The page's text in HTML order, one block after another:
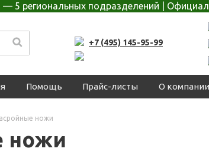
5 региональных подразделений |
+7 (495) 145-95-99
Помощь Прайс-листы О компании
ножи
ножи